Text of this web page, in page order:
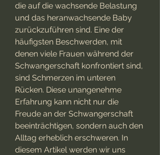
die auf die wachsende Belastung
und das heranwachsende Baby
zurückzuführen sind. Eine der
häufigsten Beschwerden, mit
denen viele Frauen während der
Schwangerschaft konfrontiert sind,
sind Schmerzen im unteren
Rücken. Diese unangenehme
Erfahrung kann nicht nur die
Freude an der Schwangerschaft
beeinträchtigen, sondern auch den
Alltag erheblich erschweren. In
diesem Artikel werden wir uns